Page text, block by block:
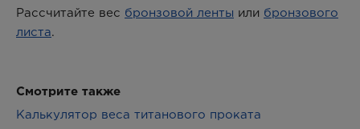
Рассчитайте вес бронзовой ленты или бронзового
листа.
Смотрите также
Калькулятор веса титанового проката